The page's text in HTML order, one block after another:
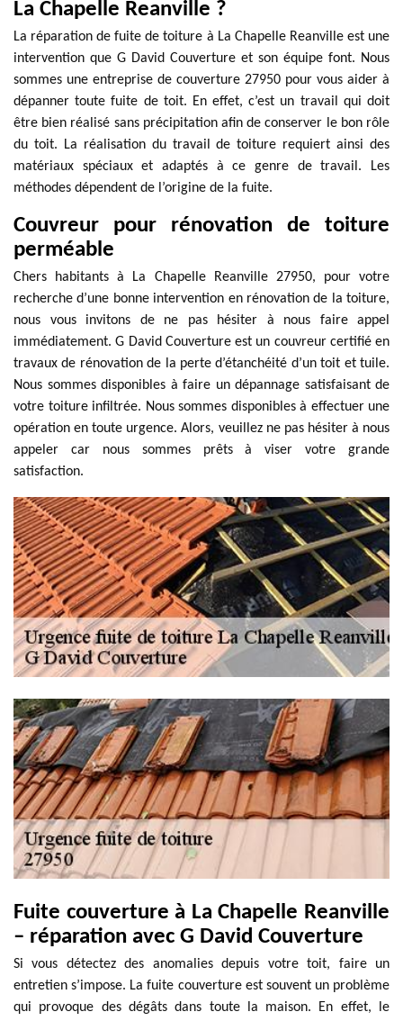
La Chapelle Reanville ?
La réparation de fuite de toiture à La Chapelle Reanville est une
intervention que G David Couverture et son équipe font. Nous
sommes une entreprise de couverture 27950 pour vous aider à
dépanner toute fuite de toit. En effet, c’est un travail qui doit
être bien réalisé sans précipitation afin de conserver le bon rôle
du toit. La réalisation du travail de toiture requiert ainsi des
matériaux spéciaux et adaptés à ce genre de travail. Les
méthodes dépendent de l’origine de la fuite.
Couvreur pour rénovation de toiture
perméable
Chers habitants à La Chapelle Reanville 27950, pour votre
recherche d’une bonne intervention en rénovation de la toiture,
nous vous invitons de ne pas hésiter à nous faire appel
immédiatement. G David Couverture est un couvreur certifié en
travaux de rénovation de la perte d’étanchéité d’un toit et tuile.
Nous sommes disponibles à faire un dépannage satisfaisant de
votre toiture infiltrée. Nous sommes disponibles à effectuer une
opération en toute urgence. Alors, veuillez ne pas hésiter à nous
appeler car nous sommes prêts à viser votre grande
satisfaction.
Fuite couverture à La Chapelle Reanville
– réparation avec G David Couverture
Si vous détectez des anomalies depuis votre toit, faire un
entretien s’impose. La fuite couverture est souvent un problème
qui provoque des dégâts dans toute la maison. En effet, le